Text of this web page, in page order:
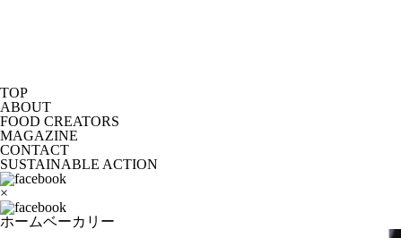
TOP
ABOUT
FOOD CREATORS
MAGAZINE
CONTACT
SUSTAINABLE ACTION
×
ホームベーカリー